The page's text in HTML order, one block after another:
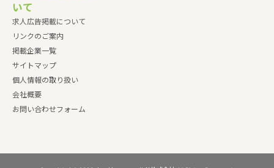
いて
求人広告掲載について
リンクのご案内
掲載企業一覧
サイトマップ
個人情報の取り扱い
会社概要
お問い合わせフォーム